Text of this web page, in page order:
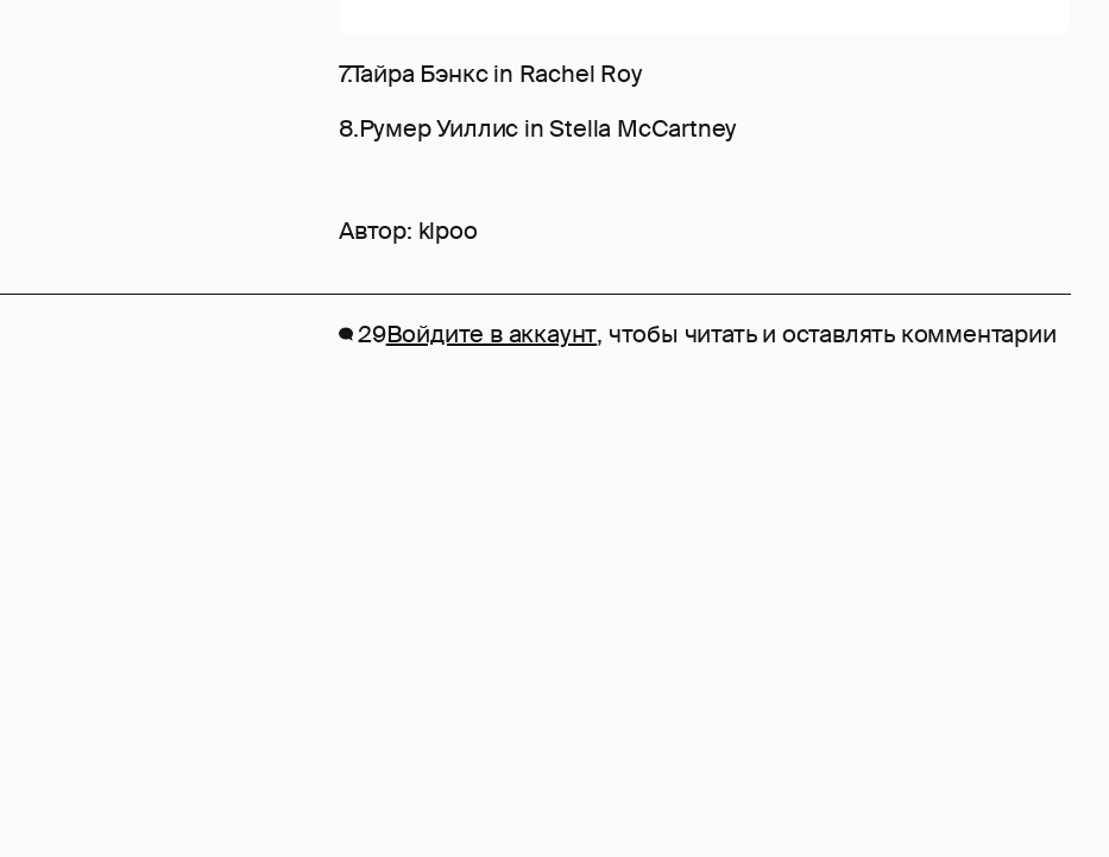
7.Тайра Бэнкс in Rachel Roy
8.Румер Уиллис in Stella McCartney
Автор: klpoo
29Войдите в аккаунт, чтобы читать и оставлять комментарии